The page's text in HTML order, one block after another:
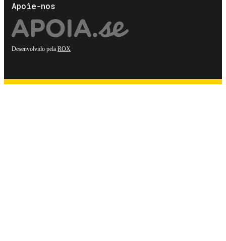
Apoie-nos
Desenvolvido pela ROX